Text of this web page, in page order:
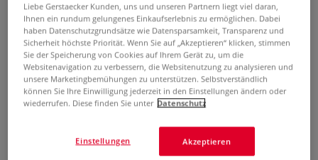
pébéo Vitrea 160
Verdünnungsmittel
Glasmalfarben-Verdünner
Liebe Gerstaecker Kunden, uns und unseren Partnern liegt viel daran,
Ihnen ein rundum gelungenes Einkaufserlebnis zu ermöglichen. Dabei
haben Datenschutzgrundsätze wie Datensparsamkeit, Transparenz und
Sicherheit höchste Priorität. Wenn Sie auf „Akzeptieren“ klicken, stimmen
Sie der Speicherung von Cookies auf Ihrem Gerät zu, um die
Websitenavigation zu verbessern, die Websitenutzung zu analysieren und
unsere Marketingbemühungen zu unterstützen. Selbstverständlich
können Sie Ihre Einwilligung jederzeit in den Einstellungen ändern oder
wiederrufen. Diese finden Sie unter Datenschutz
Akzeptieren
Einstellungen